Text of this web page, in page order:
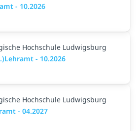
- 10.2026
Hochschule Ludwigsburg
- 10.2026
Hochschule Ludwigsburg
- 04.2027